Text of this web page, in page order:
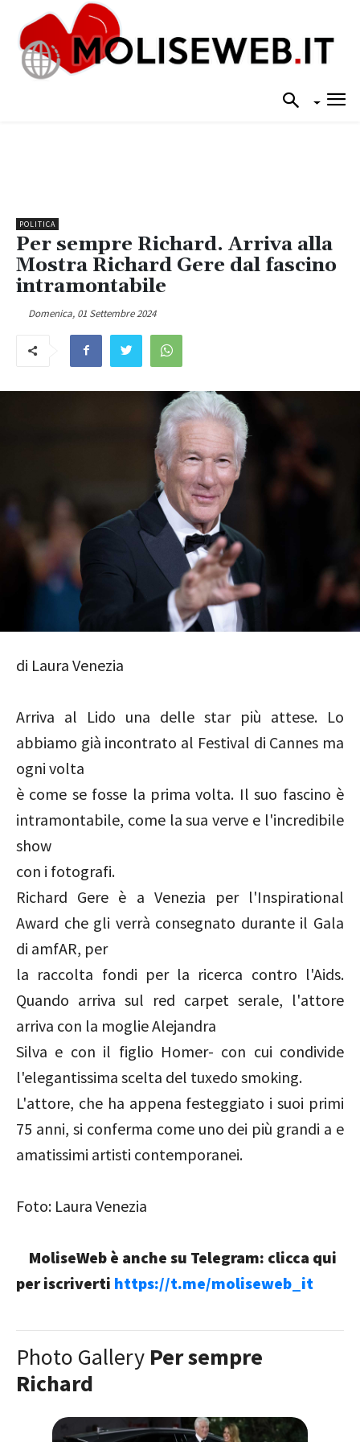
POLITICA
Per sempre Richard. Arriva alla
Mostra Richard Gere dal fascino
intramontabile
Domenica, 01 Settembre 2024
di Laura Venezia
Arriva al Lido una delle star più attese. Lo
abbiamo già incontrato al Festival di Cannes ma
ogni volta
è come se fosse la prima volta. Il suo fascino è
intramontabile, come la sua verve e l'incredibile
show
con i fotografi.
Richard Gere è a Venezia per l'Inspirational
Award che gli verrà consegnato durante il Gala
di amfAR, per
la raccolta fondi per la ricerca contro l'Aids.
Quando arriva sul red carpet serale, l'attore
arriva con la moglie Alejandra
Silva e con il figlio Homer- con cui condivide
l'elegantissima scelta del tuxedo smoking.
L'attore, che ha appena festeggiato i suoi primi
75 anni, si conferma come uno dei più grandi a e
amatissimi artisti contemporanei.
Foto: Laura Venezia
MoliseWeb è anche su Telegram: clicca qui
per iscriverti https://t.me/moliseweb_it
Photo Gallery Per sempre
Richard